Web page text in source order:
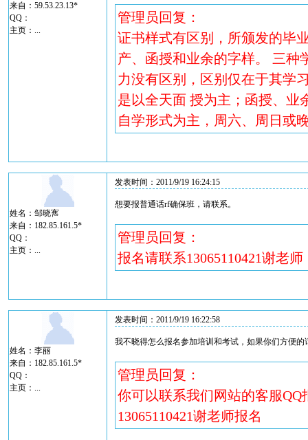
来自：59.53.23.13*
QQ：
主页： ...
管理员回复：
证书样式有区别，所颁发的毕
产、函授和业余的字样。 三种
力没有区别，区别仅在于其学
是以全天面 授为主；函授、业
自学形式为主，周六、周日或
姓名：邹晓寯
来自：182.85.161.5*
QQ：
主页： ...
发表时间：2011/9/19 16:24:15
想要报普通话rf确保班，请联系。
管理员回复：
报名请联系13065110421谢老师
姓名：李丽
来自：182.85.161.5*
QQ：
主页： ...
发表时间：2011/9/19 16:22:58
我不晓得怎么报名参加培训和考试，如果你们方便
管理员回复：
你可以联系我们网站的客服
13065110421谢老师报名